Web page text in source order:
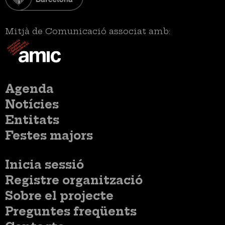
Mitjà de Comunicació associat amb:
Menú
principal
Agenda
Notícies
Entitats
Festes majors
Menú
del
compte
d'usuari
Inicia sessió
Menú
usuari
no
loggat
Registre organització
Menú
Peu
Sobre el projecte
Preguntes freqüents